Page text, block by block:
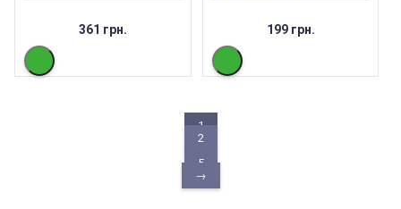
361 грн. 199 грн.
1
2
5
→